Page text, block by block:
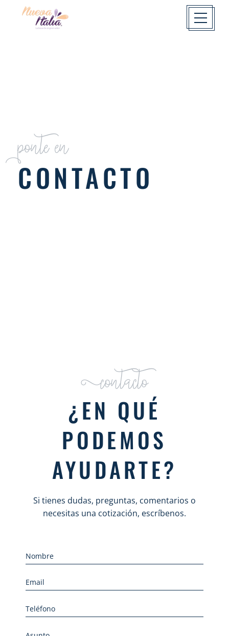
ponte en
CONTACTO
Contacto
¿EN QUÉ
PODEMOS
AYUDARTE?
Si tienes dudas, preguntas, comentarios o
necesitas una cotización, escríbenos.